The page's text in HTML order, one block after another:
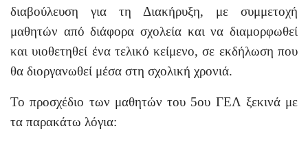
διαβούλευση για τη Διακήρυξη, με συμμετοχή
μαθητών από διάφορα σχολεία και να διαμορφωθεί
και υιοθετηθεί ένα τελικό κείμενο, σε εκδήλωση που
θα διοργανωθεί μέσα στη σχολική χρονιά.
Το προσχέδιο των μαθητών του 5ου ΓΕΛ ξεκινά με
τα παρακάτω λόγια: